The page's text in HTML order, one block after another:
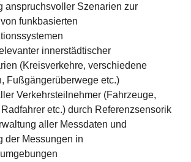
anspruchsvoller Szenarien zur
funkbasierten
innerstädtischer
(Kreisverkehre, verschiedene
Fußgängerüberwege etc.)
Verkehrsteilnehmer (Fahrzeuge,
etc.) durch Referenzsensorik
aller Messdaten und
der Messungen in